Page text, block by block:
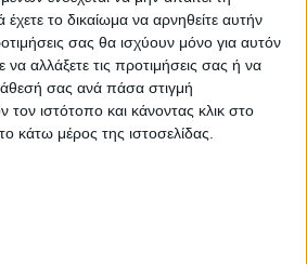
το δικαίωμα να αρνηθείτε αυτήν
σας θα ισχύουν μόνο για αυτόν
αλλάξετε τις προτιμήσεις σας ή να
σας ανά πάσα στιγμή
τον ιστότοπο και κάνοντας κλικ στο
κάτω μέρος της ιστοσελίδας.
–
ΧΑΛΙΑ
ΧΑΛΙ VELVET VINTAGE
9300/Cream – 200cm x 290cm
213,00€